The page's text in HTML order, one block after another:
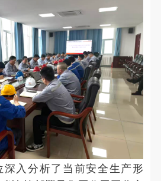
入分析了当前安全生产形